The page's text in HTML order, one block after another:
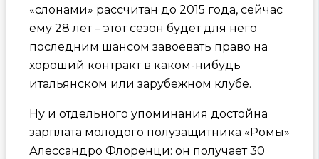
«слонами» рассчитан до 2015 года, сейчас
ему 28 лет – этот сезон будет для него
последним шансом завоевать право на
хороший контракт в каком-нибудь
итальянском или зарубежном клубе.
Ну и отдельного упоминания достойна
зарплата молодого полузащитника «Ромы»
Алессандро Флоренци: он получает 30